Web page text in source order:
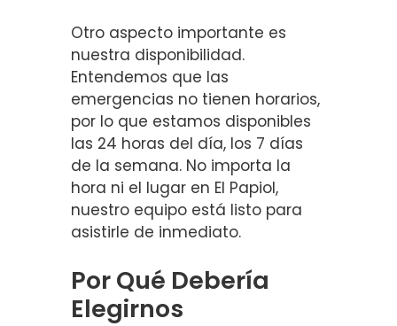
Otro aspecto importante es
nuestra disponibilidad.
Entendemos que las
emergencias no tienen horarios,
por lo que estamos disponibles
las 24 horas del día, los 7 días
de la semana. No importa la
hora ni el lugar en El Papiol,
nuestro equipo está listo para
asistirle de inmediato.
Por Qué Debería
Elegirnos